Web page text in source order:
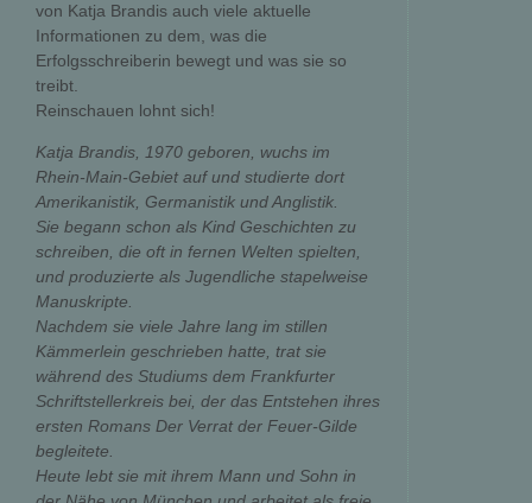
von Katja Brandis auch viele aktuelle
Informationen zu dem, was die
Erfolgsschreiberin bewegt und was sie so
treibt.
Reinschauen lohnt sich!
Katja Brandis, 1970 geboren, wuchs im
Rhein-Main-Gebiet auf und studierte dort
Amerikanistik, Germanistik und Anglistik.
Sie begann schon als Kind Geschichten zu
schreiben, die oft in fernen Welten spielten,
und produzierte als Jugendliche stapelweise
Manuskripte.
Nachdem sie viele Jahre lang im stillen
Kämmerlein geschrieben hatte, trat sie
während des Studiums dem Frankfurter
Schriftstellerkreis bei, der das Entstehen ihres
ersten Romans Der Verrat der Feuer-Gilde
begleitete.
Heute lebt sie mit ihrem Mann und Sohn in